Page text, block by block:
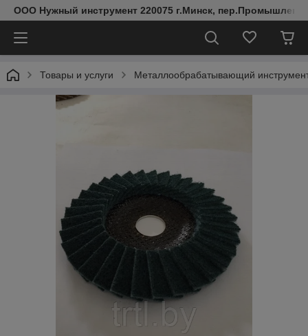
ООО Нужный инструмент 220075 г.Минск,
Товары и услуги Металлообрабатывающий